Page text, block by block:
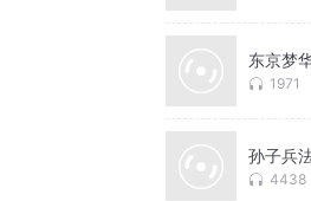
东京梦
1971
孙子兵
4438